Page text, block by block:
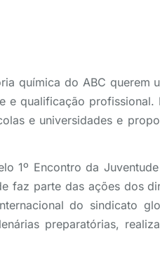
química do ABC querem
e qualificação
e universidades e
1º Encontro da
faz parte das ações dos
do sindicato
preparatórias,